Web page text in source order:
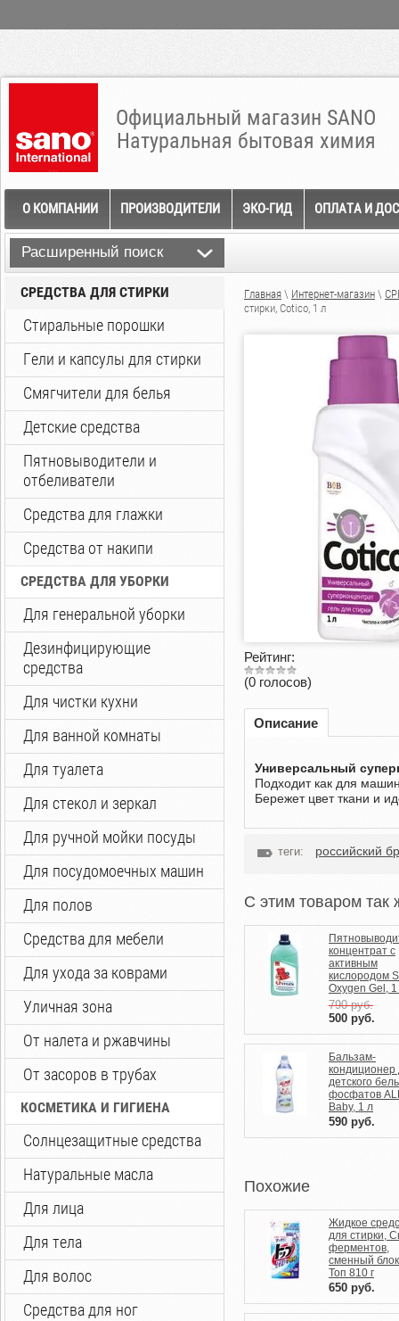
Официальный магазин SANO
Натуральная бытовая химия
О КОМПАНИИ ПРОИЗВОДИТЕЛИ ЭКО-ГИД ОПЛАТА И
Расширенный поиск
СРЕДСТВА ДЛЯ СТИРКИ
Стиральные порошки
Гели и капсулы для стирки
Смягчители для белья
Детские средства
Пятновыводители и
отбеливатели
Средства для глажки
Средства от накипи
СРЕДСТВА ДЛЯ УБОРКИ
Для генеральной уборки
Дезинфицирующие
средства
Для чистки кухни
Для ванной комнаты
Для туалета
Для стекол и зеркал
Для ручной мойки посуды
Для посудомоечных машин
Для полов
Средства для мебели
Для ухода за коврами
Уличная зона
От налета и ржавчины
От засоров в трубах
КОСМЕТИКА И ГИГИЕНА
Солнцезащитные средства
Натуральные масла
Для лица
Для тела
Для волос
Средства для ног
Главная \ Интернет-магазин \
стирки, Cotico, 1 л
Рейтинг:
(0 голосов)
Описание
Универсальный
Подходит как для
Бережет цвет ткани и
теги: российский
C этим товаром так
концентрат с
активным
кислородом
Oxygen Gel,
790руб.
500 руб.
Бальзам-
кондиционер
детского
фосфатов
Baby, 1 л
590 руб.
Похожие
Жидкое
для стирки,
ферментов,
сменный
Топ 810 г
650 руб.